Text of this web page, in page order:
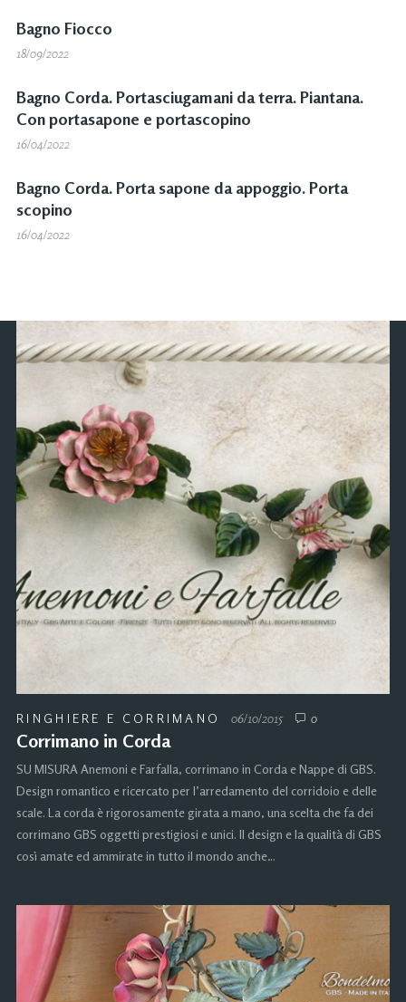
Bagno Fiocco
18/09/2022
Bagno Corda. Portasciugamani da terra. Piantana.
Con portasapone e portascopino
16/04/2022
Bagno Corda. Porta sapone da appoggio. Porta
scopino
16/04/2022
RINGHIERE E CORRIMANO 06/10/2015 0
Corrimano in Corda
SU MISURA Anemoni e Farfalla, corrimano in Corda e Nappe di GBS.
Design romantico e ricercato per l’arredamento del corridoio e delle
scale. La corda è rigorosamente girata a mano, una scelta che fa dei
corrimano GBS oggetti prestigiosi e unici. Il design e la qualità di GBS
così amate ed ammirate in tutto il mondo anche…